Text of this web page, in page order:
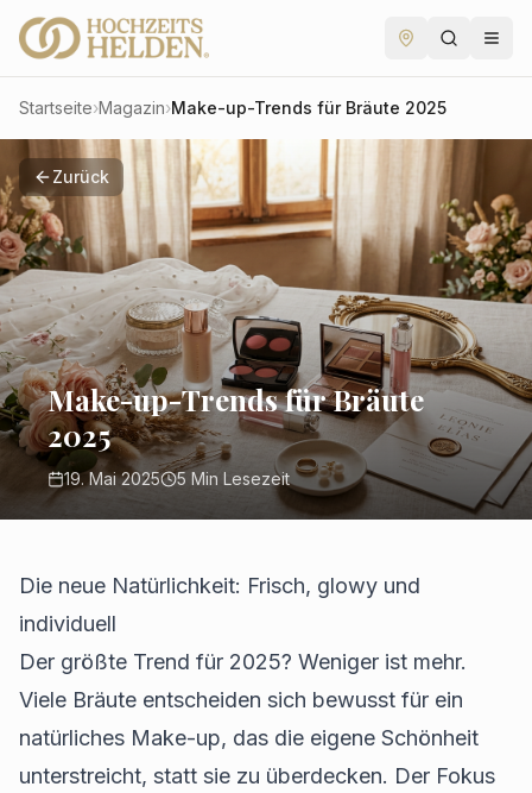
Startseite›Magazin›Make-up-Trends für Bräute 2025
Zurück
Make-up-Trends für Bräute
2025
19. Mai 2025 5 Min Lesezeit
Die neue Natürlichkeit: Frisch, glowy und
individuell
Der größte Trend für 2025? Weniger ist mehr.
Viele Bräute entscheiden sich bewusst für ein
natürliches Make-up, das die eigene Schönheit
unterstreicht, statt sie zu überdecken. Der Fokus